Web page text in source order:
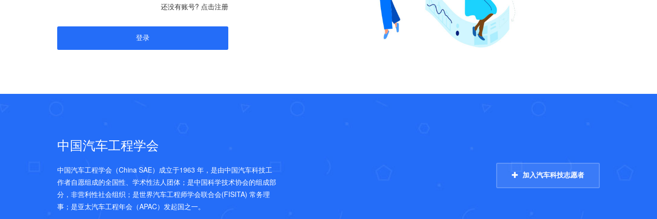
还没有账号? 点击注册
中国汽车工程学会
中国汽车工程学会（China SAE）成立于1963 年，是由中国汽车科技工
作者自愿组成的全国性、学术性法人团体；是中国科学技术协会的组成部
分，非营利性社会组织；是世界汽车工程师学会联合会(FISITA) 常务理
事；是亚太汽车工程年会（APAC）发起国之一。
加入汽车科技志愿者